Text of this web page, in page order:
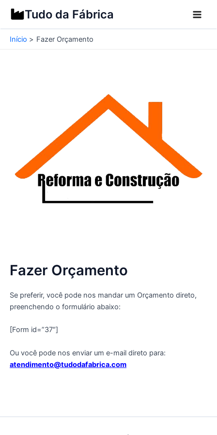
para
o
conteúdo
Tudo da Fábrica
Início Fazer Orçamento
Fazer Orçamento
Se preferir, você pode nos mandar um Orçamento direto,
preenchendo o formulário abaixo:
[Form id=”37″]
Ou você pode nos enviar um e-mail direto para:
atendimento@tudodafabrica.com